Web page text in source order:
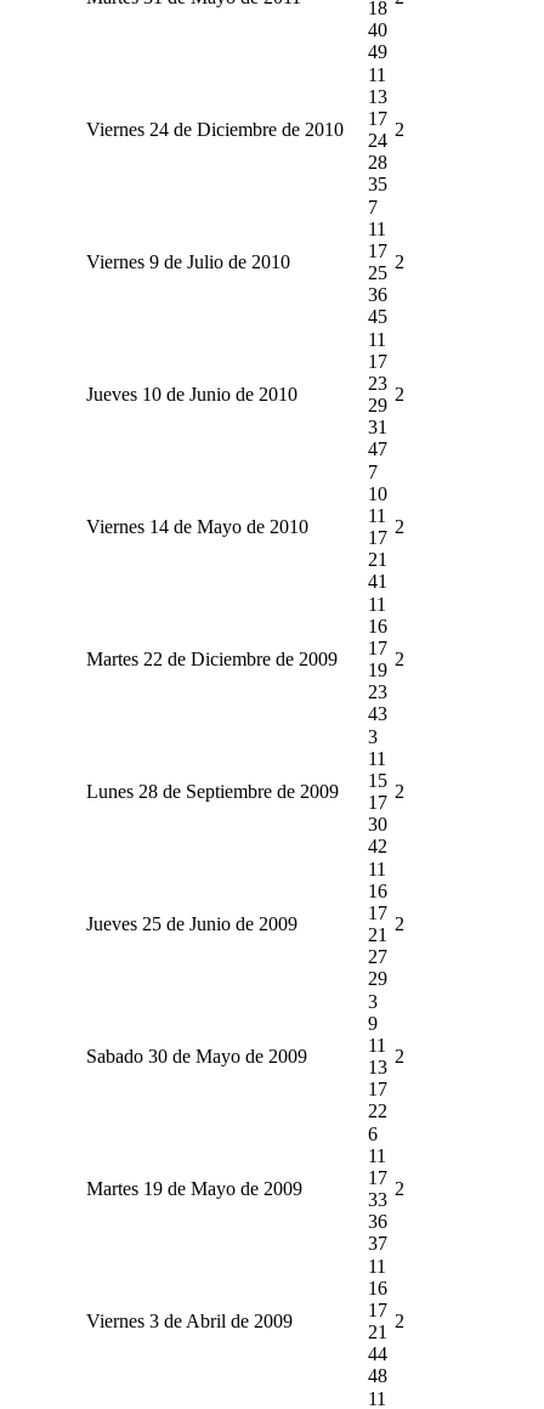
18
40
49
Viernes 24 de Diciembre de 2010
11
13
17
24
28
35
2
Viernes 9 de Julio de 2010
7
11
17
25
36
45
2
Jueves 10 de Junio de 2010
11
17
23
29
31
47
2
Viernes 14 de Mayo de 2010
7
10
11
17
21
41
2
Martes 22 de Diciembre de 2009
11
16
17
19
23
43
2
Lunes 28 de Septiembre de 2009
3
11
15
17
30
42
2
Jueves 25 de Junio de 2009
11
16
17
21
27
29
2
Sabado 30 de Mayo de 2009
3
9
11
13
17
22
2
Martes 19 de Mayo de 2009
6
11
17
33
36
37
2
Viernes 3 de Abril de 2009
11
16
17
21
44
48
2
11